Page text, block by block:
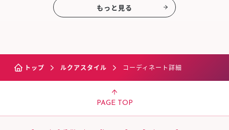
もっと見る
トップ ルクアスタイル コーディネート詳細
PAGE TOP